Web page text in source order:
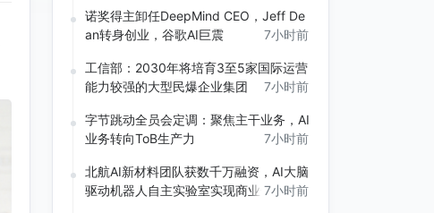
7小时前
诺奖得主卸任DeepMind CEO，Jeff De
an转身创业，谷歌AI巨震
7小时前
工信部：2030年将培育3至5家国际运营
能力较强的大型民爆企业集团
7小时前
字节跳动全员会定调：聚焦主干业务，AI
业务转向ToB生产力
7小时前
北航AI新材料团队获数千万融资，AI大脑
驱动机器人自主实验室实现商业化